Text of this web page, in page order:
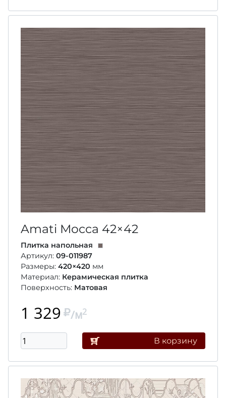
Amati Mocca 42×42
Плитка напольная
Артикул: 09-011987
Размеры: 420×420 мм
Материал: Керамическая плитка
Поверхность: Матовая
1 329 /м2
В корзину